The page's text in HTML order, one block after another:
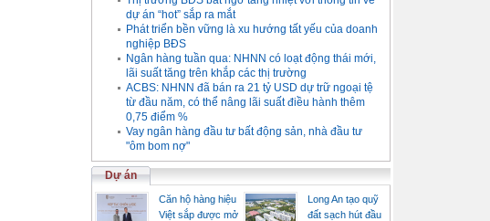
dự án “hot” sắp ra mắt
Phát triển bền vững là xu hướng tất yếu của doanh
nghiệp BĐS
Ngân hàng tuần qua: NHNN có loạt động thái mới,
lãi suất tăng trên khắp các thị trường
ACBS: NHNN đã bán ra 21 tỷ USD dự trữ ngoại tệ
từ đầu năm, có thể nâng lãi suất điều hành thêm
0,75 điểm %
Vay ngân hàng đầu tư bất động sản, nhà đầu tư
"ôm bom nợ"
Dự án
Căn hộ hàng hiệu
Việt sắp được mở
Long An tạo quỹ
đất sạch hút đầu